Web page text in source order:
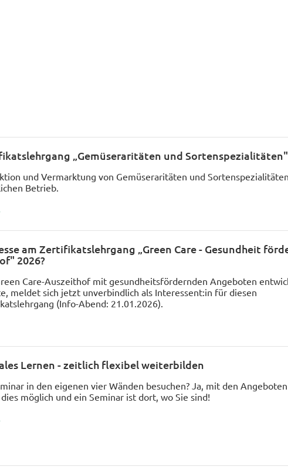
„Gemüseraritäten und Sortenspezialitäten"
und Vermarktung von Gemüseraritäten und
Betrieb.
am Zertifikatslehrgang „Green Care - Gesundheit
2026?
Care-Auszeithof mit gesundheitsfördernden Angeboten
meldet sich jetzt unverbindlich als Interessent:in für diesen
(Info-Abend: 21.01.2026).
Lernen - zeitlich flexibel weiterbilden
in den eigenen vier Wänden besuchen? Ja, mit den
dies möglich und ein Seminar ist dort, wo Sie sind!